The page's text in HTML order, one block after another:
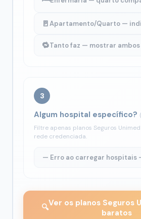
🚪Apartamento/Quarto —
🔁Tanto faz — mostrar ambos
3
Algum hospital específico?
Filtre apenas planos Seguros
rede credenciada.
🔍Ver os planos Seguros
baratos